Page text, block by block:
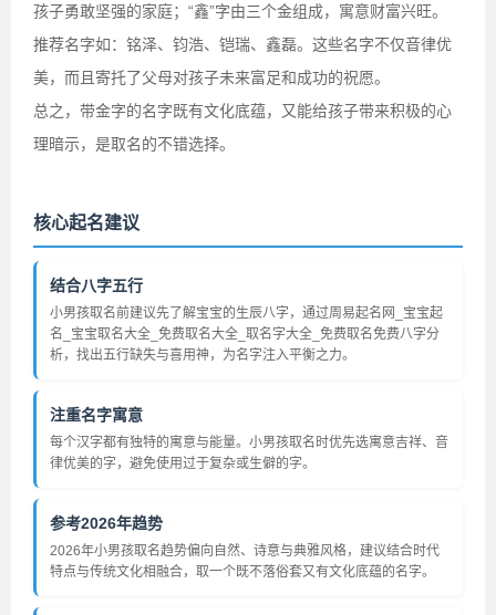
孩子勇敢坚强的家庭；“鑫”字由三个金组成，寓意财富兴旺。
推荐名字如：铭泽、钧浩、铠瑞、鑫磊。这些名字不仅音律优
美，而且寄托了父母对孩子未来富足和成功的祝愿。
总之，带金字的名字既有文化底蕴，又能给孩子带来积极的心
理暗示，是取名的不错选择。
核心起名建议
结合八字五行
小男孩取名前建议先了解宝宝的生辰八字，通过周易起名网_宝宝起
名_宝宝取名大全_免费取名大全_取名字大全_免费取名免费八字分
析，找出五行缺失与喜用神，为名字注入平衡之力。
注重名字寓意
每个汉字都有独特的寓意与能量。小男孩取名时优先选寓意吉祥、音
律优美的字，避免使用过于复杂或生僻的字。
参考2026年趋势
2026年小男孩取名趋势偏向自然、诗意与典雅风格，建议结合时代
特点与传统文化相融合，取一个既不落俗套又有文化底蕴的名字。